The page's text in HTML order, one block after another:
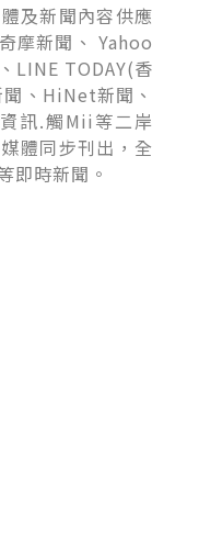
及新聞內容供應
摩新聞、 Yahoo
LINE TODAY(香
、HiNet新聞、
訊.觸Mii等二岸
體同步刊出，全
即時新聞。